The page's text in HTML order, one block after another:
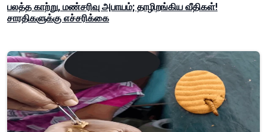
பலத்த காற்று, மண்சரிவு அபாயம்; தாழிறங்கிய வீதிகள்!
சாரதிகளுக்கு எச்சரிக்கை